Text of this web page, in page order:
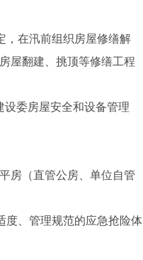
，在汛前组织房屋修缮解
屋翻建、挑顶等修缮工程
委房屋安全和设备管理
房（直管公房、单位自管
度、管理规范的应急抢险体